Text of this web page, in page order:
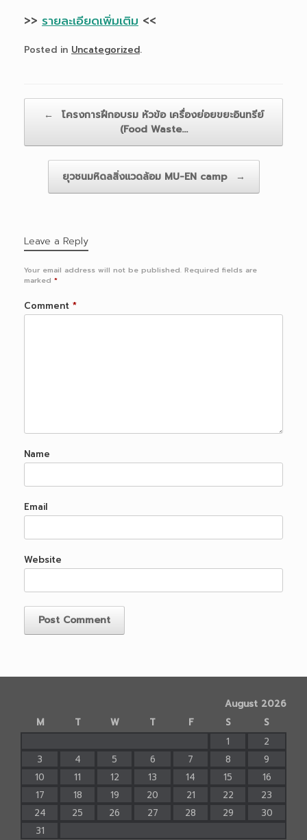
>> รายละเอียดเพิ่มเติม <<
Posted in Uncategorized.
←
โครงการฝึกอบรม หัวข้อ เครื่องย่อยขยะอินทรีย์
(Food Waste…
ยุวชนมหิดลสิ่งแวดล้อม MU-EN camp →
Leave a Reply
Your email address will not be published. Required fields are
marked *
Comment *
Name
Email
Website
August 2026
M
T W T F S
S
1
2
3
4 5 6 7 8
9
10
11 12 13 14 15
16
17
18 19 20 21 22
23
24
25 26 27 28 29
30
31